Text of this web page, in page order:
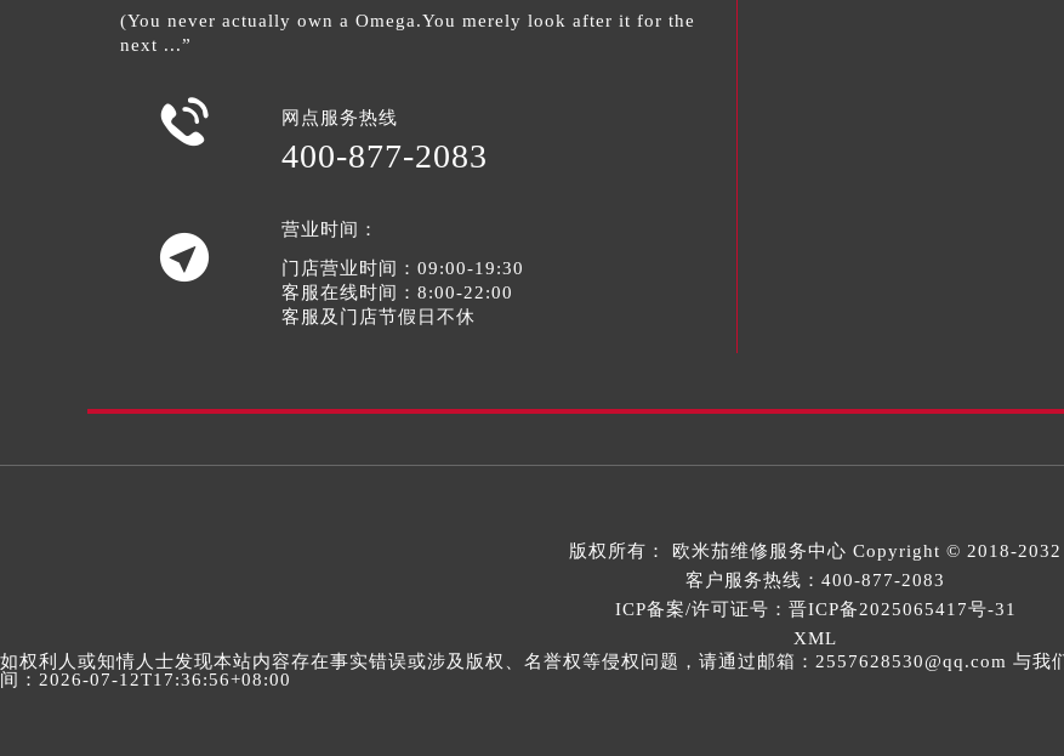
(You never actually own a Omega.You merely look after it for the
next ...”
 网点服务热线
400-877-2083

营业时间：
门店营业时间：09:00-19:30
客服在线时间：8:00-22:00
客服及门店节假日不休
版权所有： 欧米茄维修服务中心 Copyright © 2018-2032
客户服务热线： 400-877-2083
ICP备案/许可证号：晋ICP备2025065417号-31
XML
如权利人或知情人士发现本站内容存在事实错误或涉及版权、名誉权等侵权问题，请通过邮箱：2557628530@qq.com 与
间：2026-07-12T17:36:56+08:00